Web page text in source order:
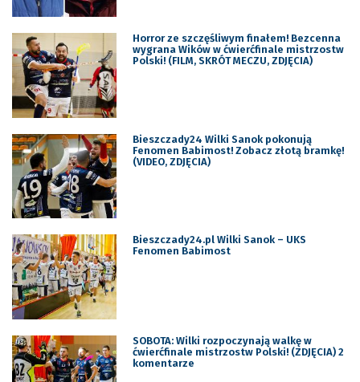
Horror ze szczęśliwym finałem! Bezcenna
wygrana Wików w ćwierćfinale mistrzostw
Polski! (FILM, SKRÓT MECZU, ZDJĘCIA)
Bieszczady24 Wilki Sanok pokonują
Fenomen Babimost! Zobacz złotą bramkę!
(VIDEO, ZDJĘCIA)
Bieszczady24.pl Wilki Sanok – UKS
Fenomen Babimost
SOBOTA: Wilki rozpoczynają walkę w
ćwierćfinale mistrzostw Polski! (ZDJĘCIA) 2
komentarze